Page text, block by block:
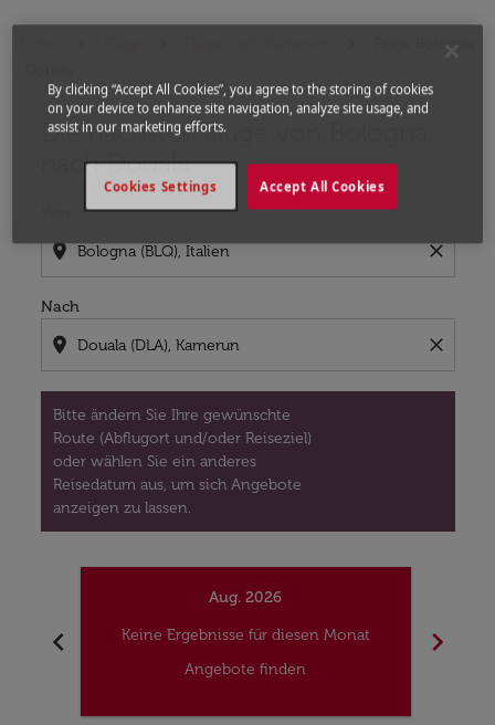
Flüge Bologna
Die nächsten Flüge von Bologna
nach Douala
location_on close
Nach
location_on close
Bitte ändern Sie Ihre gewünschte
Route (Abflugort und/oder Reiseziel)
oder wählen Sie ein anderes
Reisedatum aus, um sich Angebote
anzeigen zu lassen.
Bitte ändern Sie Ihre gewünschte Route (Abflugort
chevron_left
Aug. 2026
Keine Ergebnisse für diesen Monat
Angebote finden
chevron_right
By clicking “Accept All Cookies”, you agree to the storing of cookies
on your device to enhance site navigation, analyze site usage, and
assist in our marketing efforts.
Accept All Cookies
Cookies Settings